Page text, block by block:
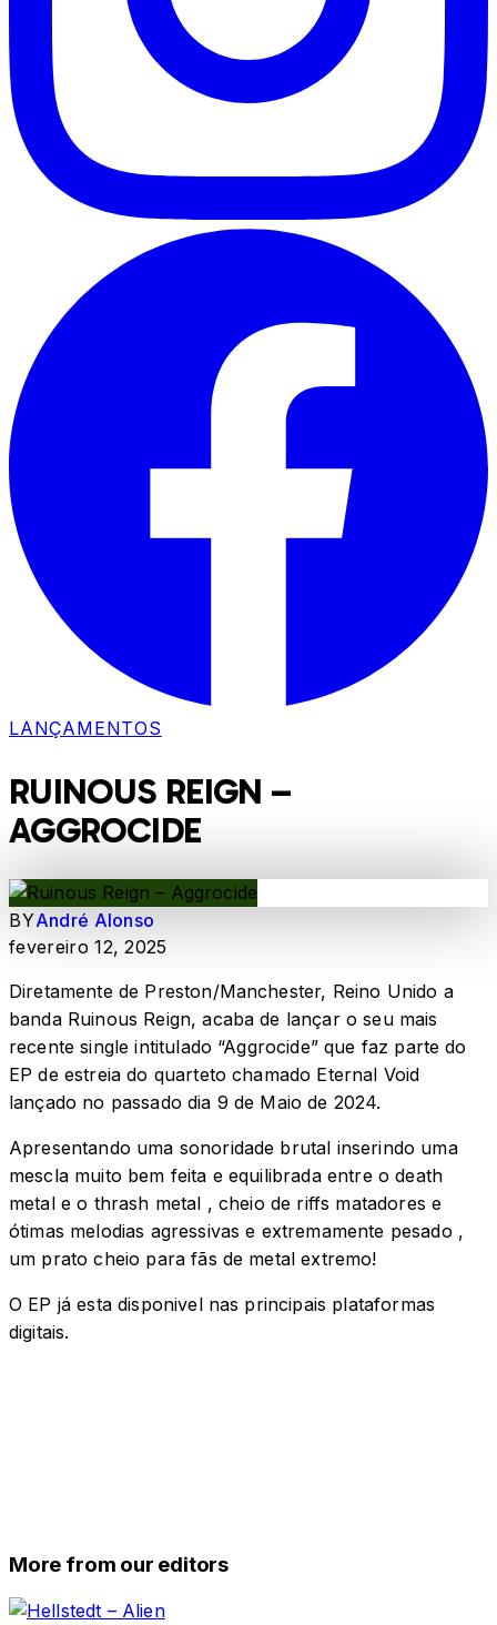
LANÇAMENTOS
RUINOUS REIGN –
AGGROCIDE
BYAndré Alonso
fevereiro 12, 2025
Diretamente de Preston/Manchester, Reino Unido a
banda Ruinous Reign, acaba de lançar o seu mais
recente single intitulado “Aggrocide” que faz parte do
EP de estreia do quarteto chamado Eternal Void
lançado no passado dia 9 de Maio de 2024.
Apresentando uma sonoridade brutal inserindo uma
mescla muito bem feita e equilibrada entre o death
metal e o thrash metal , cheio de riffs matadores e
ótimas melodias agressivas e extremamente pesado ,
um prato cheio para fãs de metal extremo!
O EP já esta disponivel nas principais plataformas
digitais.
More from our editors